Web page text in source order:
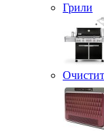
Грили